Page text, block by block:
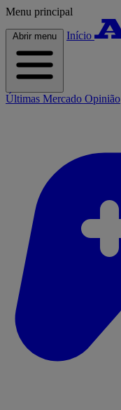
Menu principal
Abrir menu Início
Últimas Mercado Opinião